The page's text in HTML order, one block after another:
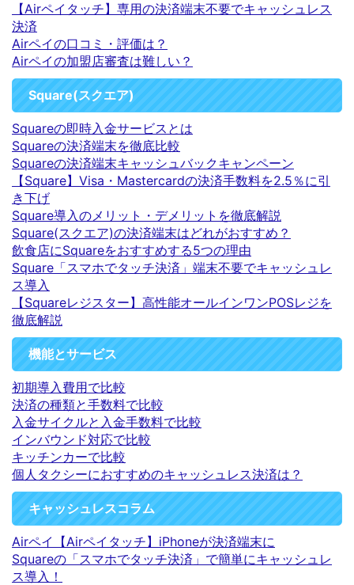
【Airペイタッチ】専用の決済端末不要でキャッシュレス
決済
Airペイの口コミ・評価は？
Airペイの加盟店審査は難しい？
Square(スクエア)
Squareの即時入金サービスとは
Squareの決済端末を徹底比較
Squareの決済端末キャッシュバックキャンペーン
【Square】Visa・Mastercardの決済手数料を2.5％に引
き下げ
Square導入のメリット・デメリットを徹底解説
Square(スクエア)の決済端末はどれがおすすめ？
飲食店にSquareをおすすめする5つの理由
Square「スマホでタッチ決済」端末不要でキャッシュレ
ス導入
【Squareレジスター】高性能オールインワンPOSレジを
徹底解説
機能とサービス
初期導入費用で比較
決済の種類と手数料で比較
入金サイクルと入金手数料で比較
インバウンド対応で比較
キッチンカーで比較
個人タクシーにおすすめのキャッシュレス決済は？
キャッシュレスコラム
Airペイ【Airペイタッチ】iPhoneが決済端末に
Squareの「スマホでタッチ決済」で簡単にキャッシュレ
ス導入！